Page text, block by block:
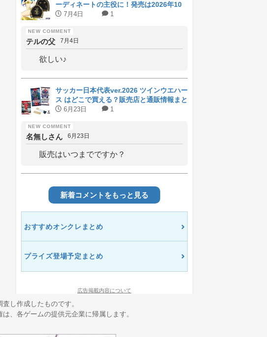
ーディネートの主役に！発売は2026年10
月上旬
7月4日 1
テルの父 7月4日
欲しい♪
サッカー日本代表ver.2026 ツインウエハー
ス はどこで買える？販売店と通販情報まと
め 6月23日 1
名無しさん 6月23日
販売はいつまでですか？
新着コメントをもっと見る
おすすめオンクレまとめ
プライズ登場予定まとめ
広告掲載内容について
し作成したものです。
、各ゲームの提供元企業に帰属します。